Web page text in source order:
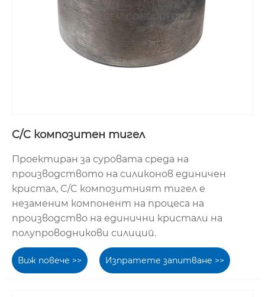
C/C композитен тигел
Проектиран за суровата среда на
производството на силиконов единичен
кристал, C/C композитният тигел е
незаменим компонент на процеса на
производство на единични кристали на
полупроводникови силиций.
Виж повече >> Изпратете запитване >>